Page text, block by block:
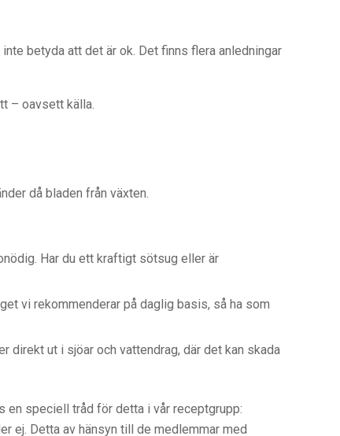
betyda att det är ok. Det finns flera anledningar
– oavsett källa.
då bladen från växten.
Har du ett kraftigt sötsug eller är
vi rekommenderar på daglig basis, så ha som
direkt ut i sjöar och vattendrag, där det kan skada
en speciell tråd för detta i vår receptgrupp:
ej. Detta av hänsyn till de medlemmar med